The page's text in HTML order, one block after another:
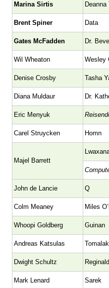
Marina Sirtis Deanna
Brent Spiner Data
Gates McFadden Dr.
Wil Wheaton Wesley
Denise Crosby Tasha
Diana Muldaur Dr.
Eric Menyuk
Carel Struycken Homn
Majel Barrett
John de Lancie Q
Colm Meaney Miles
Whoopi Goldberg Guinan
Andreas Katsulas Tomalak
Dwight Schultz
Mark Lenard Sarek